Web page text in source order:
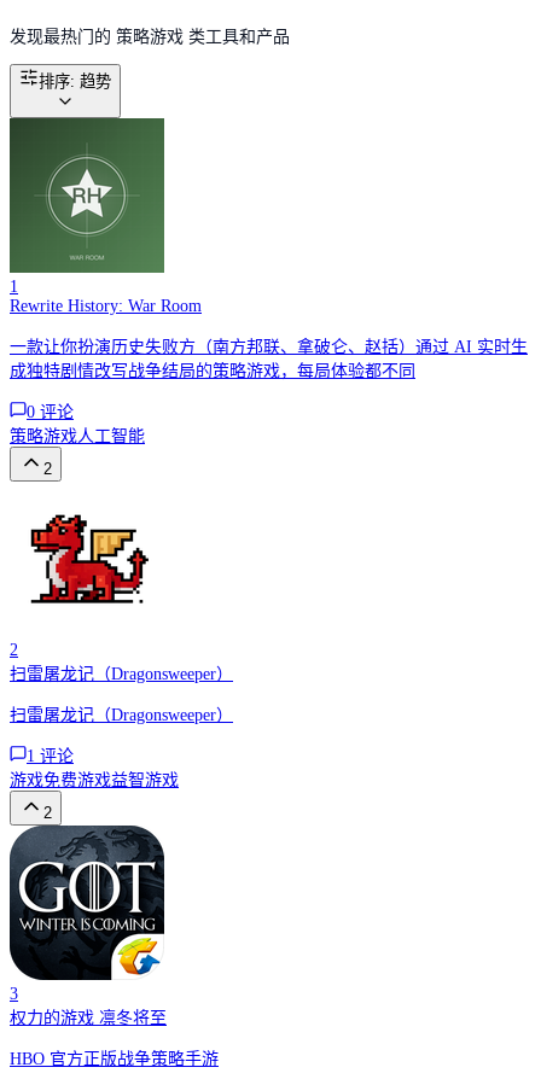
发现最热门的 策略游戏 类工具和产品
排序: 趋势
1
Rewrite History: War Room
一款让你扮演历史失败方（南方邦联、拿破仑、赵括）通过 AI 实时生
成独特剧情改写战争结局的策略游戏，每局体验都不同
0 评论
策略游戏人工智能
2
2
扫雷屠龙记（Dragonsweeper）
扫雷屠龙记（Dragonsweeper）
1 评论
游戏免费游戏益智游戏
2
3
权力的游戏 凛冬将至
HBO 官方正版战争策略手游